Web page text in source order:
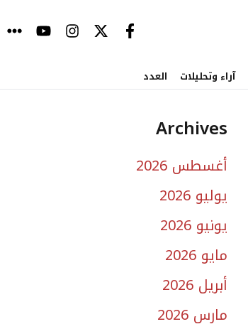
آراء وتحليلات العدد
Archives
أغسطس 2026
يوليو 2026
يونيو 2026
مايو 2026
أبريل 2026
مارس 2026